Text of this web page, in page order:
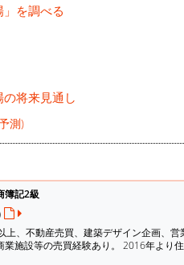
を調べる
将来見通し
測)
簿記2級
上、不動産売買、建築デザイン企画、
業施設等の売買経験あり。 2016年より